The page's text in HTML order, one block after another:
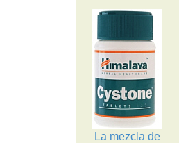
La mezcla de